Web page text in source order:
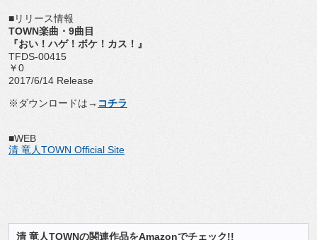
■リリース情報
TOWN楽曲・9曲目
『おい！ハゲ！ボケ！カス！』
TFDS-00415
￥0
2017/6/14 Release
※ダウンロードは→ コチラ
■WEB
清 竜人TOWN Official Site
清 竜人TOWNの関連作品をAmazonでチェック!!